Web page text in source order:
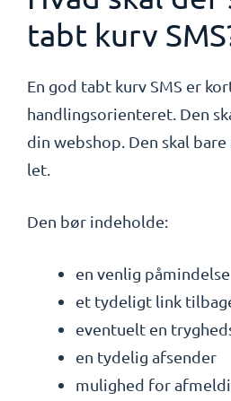
tabt kurv
En god tabt kurv SMS er
handlingsorienteret. Den
din webshop. Den skal
let.
Den bør indeholde:
en venlig påmindelse
et tydeligt link
eventuelt en
en tydelig afsender
mulighed for